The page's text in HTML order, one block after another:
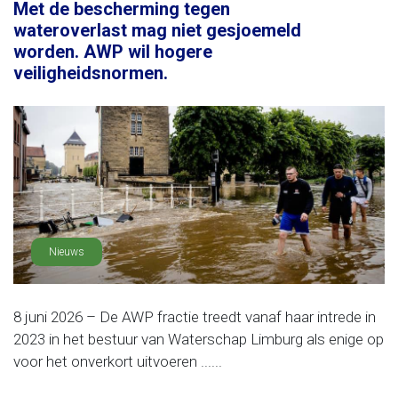
Met de bescherming tegen
wateroverlast mag niet gesjoemeld
worden. AWP wil hogere
veiligheidsnormen.
Nieuws
8 juni 2026 – De AWP fractie treedt vanaf haar intrede in
2023 in het bestuur van Waterschap Limburg als enige op
voor het onverkort uitvoeren ......